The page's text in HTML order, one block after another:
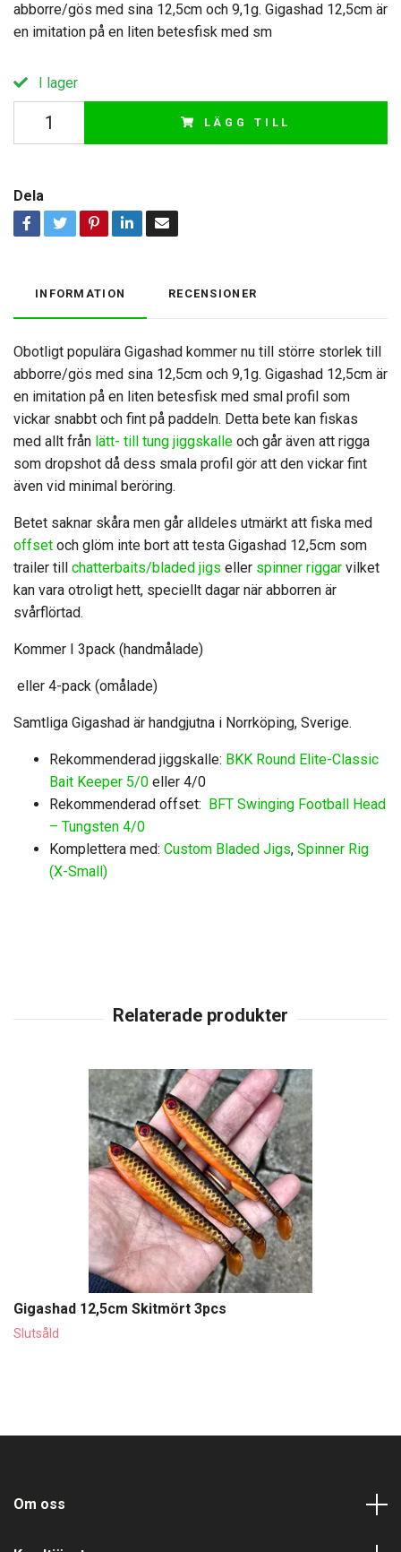
abborre/gös med sina 12,5cm och 9,1g. Gigashad 12,5cm är
en imitation på en liten betesfisk med sm
I lager
LÄGG TILL
Dela
INFORMATION RECENSIONER
Obotligt populära Gigashad kommer nu till större storlek till
abborre/gös med sina 12,5cm och 9,1g. Gigashad 12,5cm är
en imitation på en liten betesfisk med smal profil som
vickar snabbt och fint på paddeln. Detta bete kan fiskas
med allt från lätt- till tung jiggskalle och går även att rigga
som dropshot då dess smala profil gör att den vickar fint
även vid minimal beröring.
Betet saknar skåra men går alldeles utmärkt att fiska med
offset och glöm inte bort att testa Gigashad 12,5cm som
trailer till chatterbaits/bladed jigs eller spinner riggar vilket
kan vara otroligt hett, speciellt dagar när abborren är
svårflörtad.
Kommer I 3pack (handmålade)
eller 4-pack (omålade)
Samtliga Gigashad är handgjutna i Norrköping, Sverige.
Rekommenderad jiggskalle: BKK Round Elite-Classic
Bait Keeper 5/0 eller 4/0
Rekommenderad offset: BFT Swinging Football Head
– Tungsten 4/0
Komplettera med: Custom Bladed Jigs, Spinner Rig
(X-Small)
Gigashad 12,5cm Skitmört 3pcs
Slutsåld
Om oss